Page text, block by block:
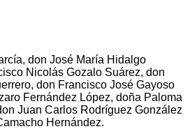
don José María Hidalgo
Nicolás Gozalo Suárez, don
don Francisco José Gayoso
Fernández López, doña Paloma
Juan Carlos Rodríguez González
Hernández.